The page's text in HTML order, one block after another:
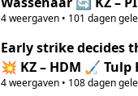
Hoofdklasse Men
4weergaven• 101 dagen
Early strike decides
💥 KZ – HDM 🏑
‘25/’26 highlights
4weergaven• 108 dagen